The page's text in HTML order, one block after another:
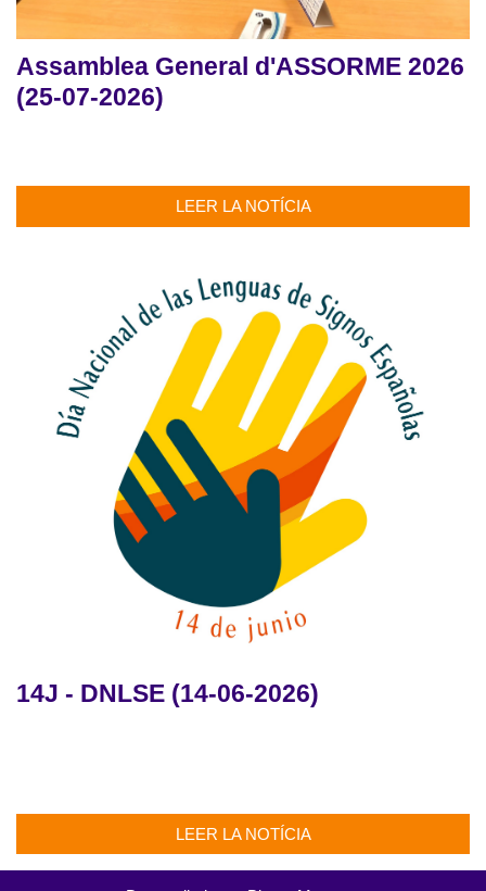
Assamblea General d'ASSORME 2026
(25-07-2026)
LEER LA NOTÍCIA
14J - DNLSE (14-06-2026)
LEER LA NOTÍCIA